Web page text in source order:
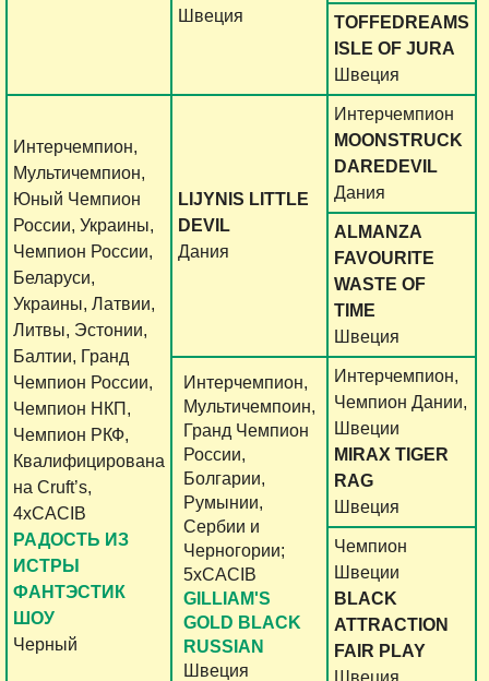
Швеция
TOFFEDREAMS
ISLE OF JURA
Швеция
Интерчемпион,
Мультичемпион,
Юный Чемпион
России, Украины,
Чемпион России,
Беларуси,
Украины, Латвии,
Литвы, Эстонии,
Балтии, Гранд
Чемпион России,
Чемпион НКП,
Чемпион РКФ,
Квалифицирована
на Cruft’s,
4xCACIB
РАДОСТЬ ИЗ
ИСТРЫ
ФАНТЭСТИК
ШОУ
Черный
LIJYNIS LITTLE
DEVIL
Дания
Интерчемпион
MOONSTRUCK
DAREDEVIL
Дания
ALMANZA
FAVOURITE
WASTE OF
TIME
Швеция
Интерчемпион,
Мультичемпоин,
Гранд Чемпион
России,
Болгарии,
Румынии,
Сербии и
Черногории;
5хCACIB
GILLIAM'S
GOLD BLACK
RUSSIAN
Швеция
Интерчемпион,
Чемпион Дании,
Швеции
MIRAX TIGER
RAG
Швеция
Чемпион
Швеции
BLACK
ATTRACTION
FAIR PLAY
Швеция